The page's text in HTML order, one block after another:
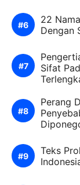
22
Dengan
Sifat
Perang
Teks